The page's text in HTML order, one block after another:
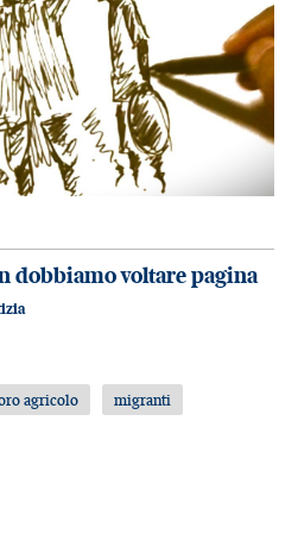
dobbiamo voltare pagina
agricolo migranti